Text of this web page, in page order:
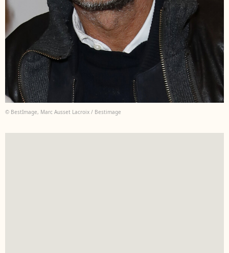
© BestImage, Marc Ausset Lacroix / Bestimage